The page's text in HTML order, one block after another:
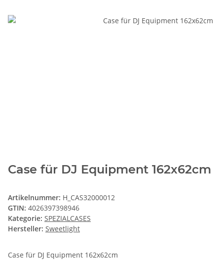
Case für DJ Equipment 162x62cm
Artikelnummer: H_CAS32000012
GTIN: 4026397398946
Kategorie: SPEZIALCASES
Hersteller: Sweetlight
Case für DJ Equipment 162x62cm